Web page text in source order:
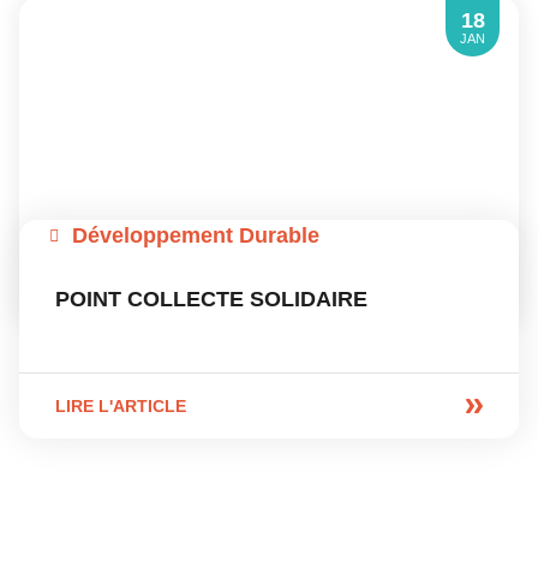
18
JAN
Développement Durable
POINT COLLECTE SOLIDAIRE
LIRE L'ARTICLE